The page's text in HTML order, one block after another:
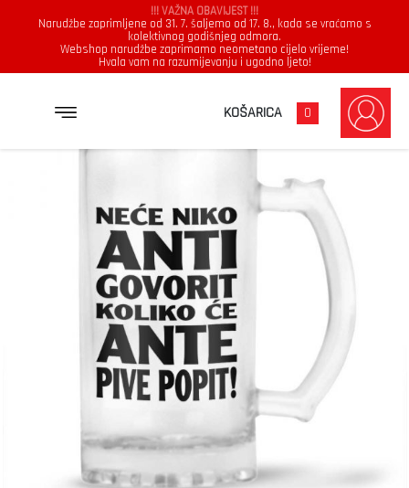
!!! VAŽNA OBAVIJEST !!!
Narudžbe zaprimljene od 31. 7. šaljemo od 17. 8., kada se vraćamo s
kolektivnog godišnjeg odmora.
Webshop narudžbe zaprimamo neometano cijelo vrijeme!
Hvala vam na razumijevanju i ugodno ljeto!
KOŠARICA 0
NEĆE NIKO ANTI GOVORIT KOLIKO ĆE ANTE PIVE POPIT